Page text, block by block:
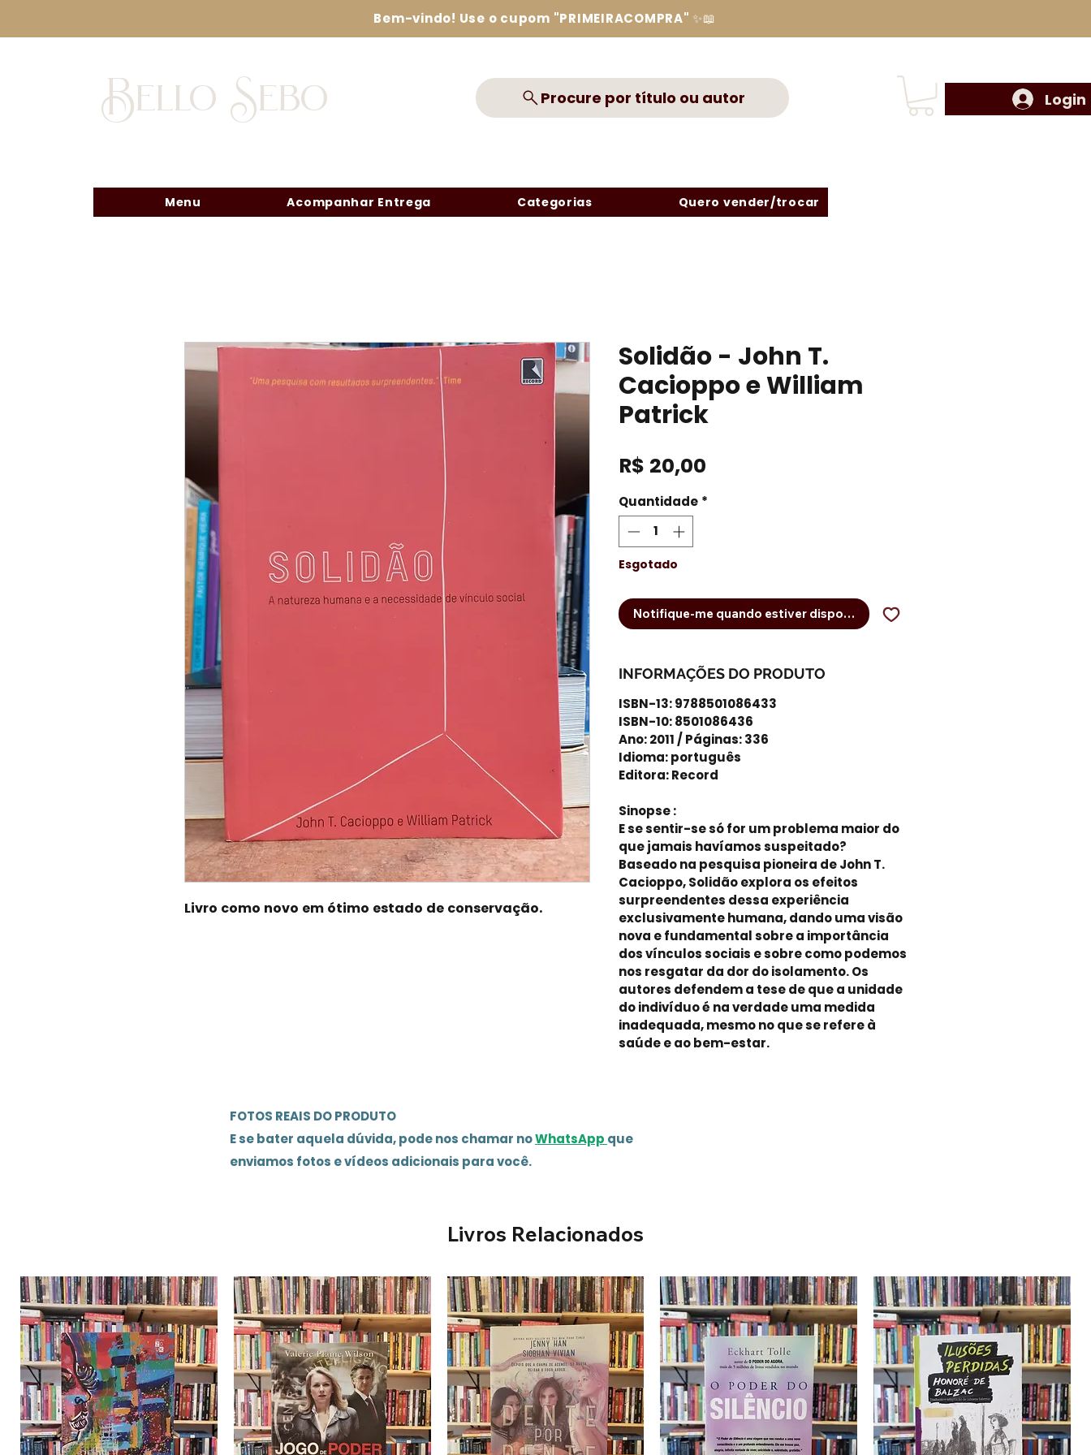
Bem-vindo! Use o cupom "PRIMEIRACOMPRA" ✨📖
Bello Sebo Procure por título ou autor
Menu Acompanhar Entrega Categorias Quero vender/trocar
Login
Livro como novo em ótimo estado de conservação.
Solidão - John T.
Cacioppo e William
Patrick
R$ 20,00
Quantidade *
Esgotado
Notifique-me quando estiver disponível
INFORMAÇÕES DO PRODUTO
ISBN-13: 9788501086433
ISBN-10: 8501086436
Ano: 2011 / Páginas: 336
Idioma: português
Editora: Record
Sinopse :
E se sentir-se só for um problema maior do
que jamais havíamos suspeitado?
Baseado na pesquisa pioneira de John T.
Cacioppo, Solidão explora os efeitos
surpreendentes dessa experiência
exclusivamente humana, dando uma visão
nova e fundamental sobre a importância
dos vínculos sociais e sobre como podemos
nos resgatar da dor do isolamento. Os
autores defendem a tese de que a unidade
do indivíduo é na verdade uma medida
inadequada, mesmo no que se refere à
saúde e ao bem-estar.
FOTOS REAIS DO PRODUTO
E se bater aquela dúvida, pode nos chamar noWhatsApp que
enviamos fotos e vídeos adicionais para você.
Livros Relacionados